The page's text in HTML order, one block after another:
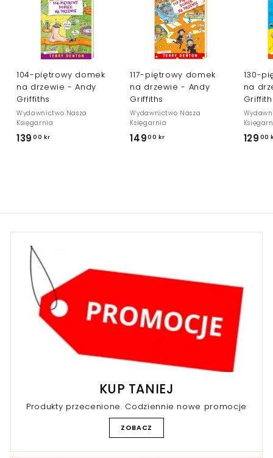
104-piętrowy domek
na drzewie - Andy
Griffiths
Wydawnictwo Nasza
Księgarnia
139 00 kr
0
117-piętrowy domek
na drzewie - Andy
Griffiths
Wydawnictwo Nasza
Księgarnia
14900 kr
0
130-
na
129 00
KUP TANIEJ
Produkty przecenione. Codziennie nowe promocje
ZOBACZ